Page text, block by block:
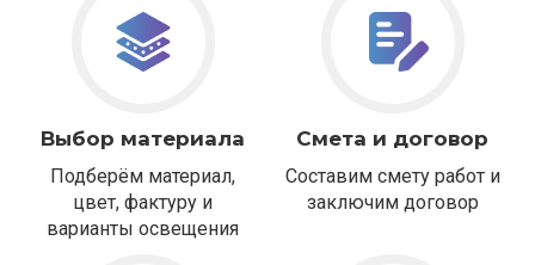
Выбор материала
Подберём материал,
цвет, фактуру и
варианты освещения
Смета и договор
Составим смету работ и
заключим договор